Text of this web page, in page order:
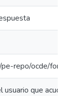
repo/ocde/
usuario que